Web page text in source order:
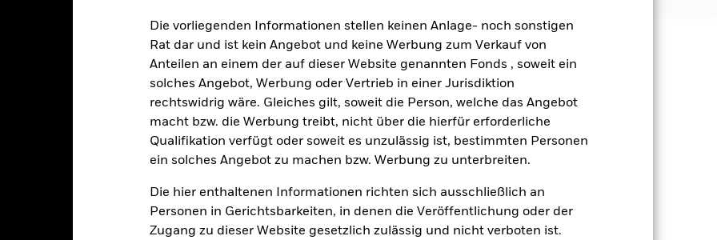
Die vorliegenden Informationen stellen keinen Anlage- noch sonstigen
Rat dar und ist kein Angebot und keine Werbung zum Verkauf von
Anteilen an einem der auf dieser Website genannten Fonds , soweit ein
solches Angebot, Werbung oder Vertrieb in einer Jurisdiktion
rechtswidrig wäre. Gleiches gilt, soweit die Person, welche das Angebot
macht bzw. die Werbung treibt, nicht über die hierfür erforderliche
Qualifikation verfügt oder soweit es unzulässig ist, bestimmten Personen
ein solches Angebot zu machen bzw. Werbung zu unterbreiten.
Die hier enthaltenen Informationen richten sich ausschließlich an
Personen in Gerichtsbarkeiten, in denen die Veröffentlichung oder der
Zugang zu dieser Website gesetzlich zulässig und nicht verboten ist.
Der Wert der Anlagen und die daraus entstandenen Erträge sind nicht garantiert und
Anleger erhalten den ursprünglich investierten Betrag eventuell nicht zurück.
ausgelegt, dass Anleger die Anteile über die gesamte Laufzeit des Fonds halten, andernfalls kann
Fonds kann zudem ein erhöhtes Risiko einer vorzeitigen Auflösung aufweisen. Da die gehaltenen
sind die Risiken, die den Anlegern entstehen, in jedem Zeitraum unterschiedlich. Der Fonds ist
reduzieren. Dies kann, verglichen mit einem Fonds ohne ein solches Screening, negative
Auswirkungen auf die Wertentwicklung festverzinslicher Wertpapiere. Festverzinsliche Wertpapiere mit
sind anfälliger gegenüber Änderungen bei diesen Risiken als festverzinsliche Wertpapiere mit
Herabstufungen der Kreditwürdigkeit können zu einem Risikoniveau führen.